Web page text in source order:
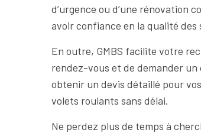
d’urgence ou d’une rénovation
avoir confiance en la qualité
En outre, GMBS facilite votre
rendez-vous et de demander
obtenir un devis détaillé pour
volets roulants sans délai.
Ne perdez plus de temps à